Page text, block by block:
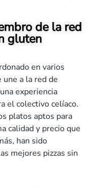
de la red
gluten
en varios
a la red de
experiencia
el colectivo celíaco.
platos aptos para
calidad y precio que
han sido
mejores pizzas sin